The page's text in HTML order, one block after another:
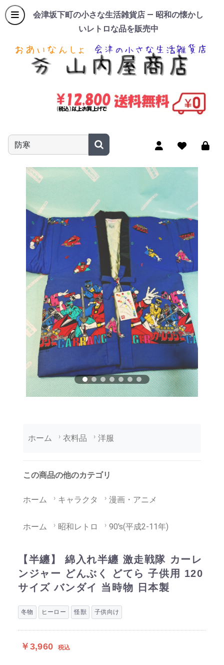
会津坂下町の小さな生活雑貨店 — 昭和の懐かし
いレトロな品を販売中
商品名やキーワードを入力
ホーム 衣料品 洋服
この商品の他のカテゴリ
ホーム キャラクタ 漫画・アニメ
ホーム 昭和レトロ 90's(平成2-11年)
【半纏】 綿入れ半纏 激走戦隊 カーレ
ンジャー どんぶく どてら 子供用 120
サイズ バンダイ 当時物 日本製
冬物 ヒーロー 怪獣 子供向け
￥3,960 税込